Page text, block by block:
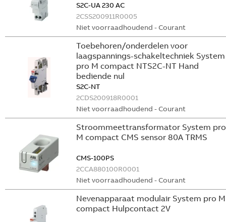
S2C-UA 230 AC
2CSS200911R0005
Niet voorraadhoudend - Courant
Toebehoren/onderdelen voor
laagspannings-schakeltechniek System
pro M compact NTS2C-NT Hand
bediende nul
S2C-NT
2CDS200918R0001
Niet voorraadhoudend - Courant
Stroommeettransformator System pro
M compact CMS sensor 80A TRMS
CMS-100PS
2CCA880100R0001
Niet voorraadhoudend - Courant
Nevenapparaat modulair System pro M
compact Hulpcontact 2V